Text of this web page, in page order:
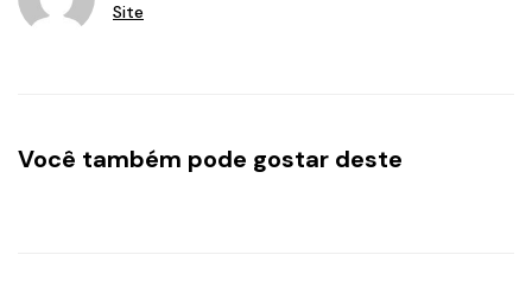
Site
Você também pode gostar deste